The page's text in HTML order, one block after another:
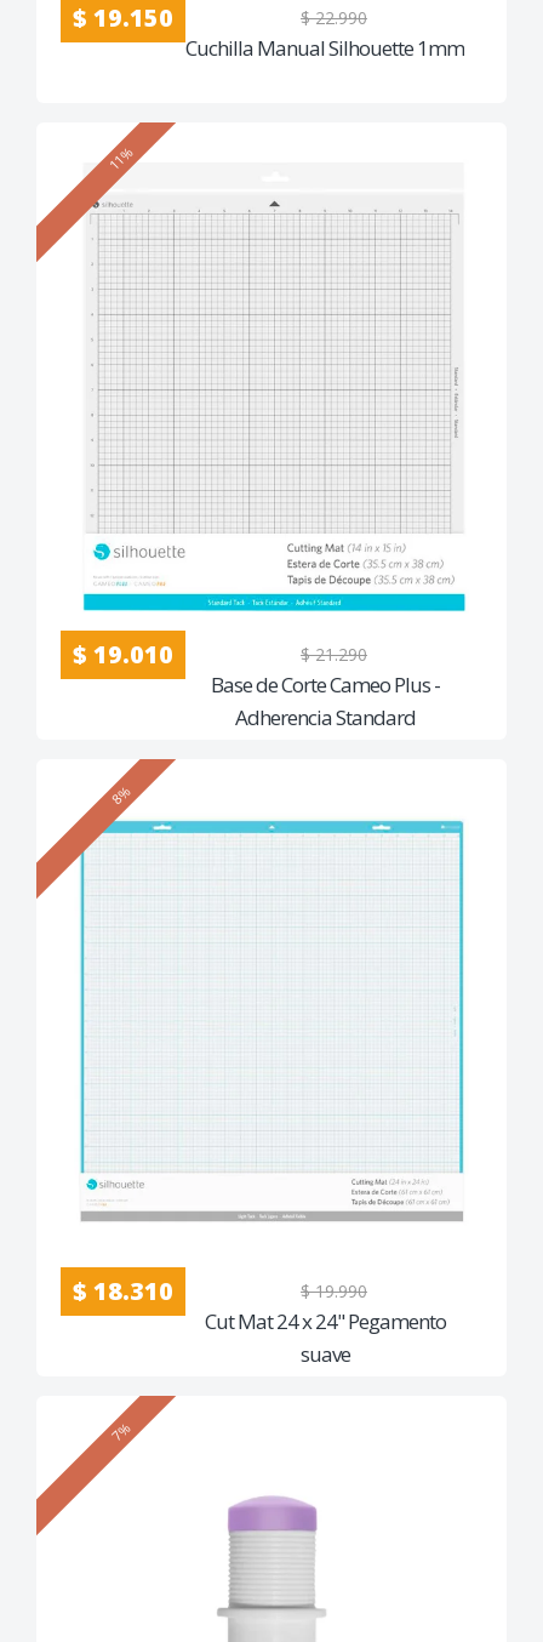
$ 19.150 $ 22.990
Cuchilla Manual Silhouette 1mm
11%
$ 19.010 $ 21.290
Base de Corte Cameo Plus -
Adherencia Standard
8%
$ 18.310 $ 19.990
Cut Mat 24 x 24" Pegamento
suave
7%